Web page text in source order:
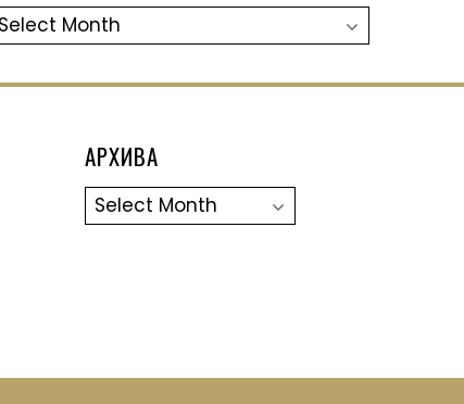
АРХИВА
АРХИВА
Архива